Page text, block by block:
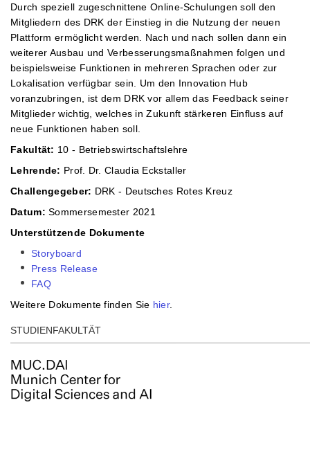
Durch speziell zugeschnittene Online-Schulungen soll den
Mitgliedern des DRK der Einstieg in die Nutzung der neuen
Plattform ermöglicht werden. Nach und nach sollen dann ein
weiterer Ausbau und Verbesserungsmaßnahmen folgen und
beispielsweise Funktionen in mehreren Sprachen oder zur
Lokalisation verfügbar sein. Um den Innovation Hub
voranzubringen, ist dem DRK vor allem das Feedback seiner
Mitglieder wichtig, welches in Zukunft stärkeren Einfluss auf
neue Funktionen haben soll.
Fakultät: 10 - Betriebswirtschaftslehre
Lehrende: Prof. Dr. Claudia Eckstaller
Challengegeber: DRK - Deutsches Rotes Kreuz
Datum:Sommersemester 2021
Unterstützende Dokumente
Storyboard
Press Release
FAQ
Weitere Dokumente finden Sie hier.
STUDIENFAKULTÄT